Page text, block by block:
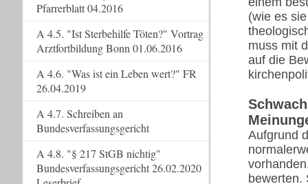
(wie es
muss mit
auf die
Aufgrund
bewerten.
Pfarrerblatt 04.2016
A 4.5. "Ist Sterbehilfe Töten?" Vortrag
Arztfortbildung Bonn 01.06.2016
A 4.6. "Was ist ein Leben wert?" FR
26.04.2019
A 4.7. Schreiben an
Bundesverfassungsgericht
A 4.8. "§ 217 StGB nichtig"
Bundesverfassungsgericht 26.02.2020